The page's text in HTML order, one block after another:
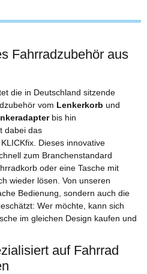
Fahrradzubehör aus
die in Deutschland sitzende
vom Lenkerkorb und
bis hin
dabei das
KLICKfix. Dieses innovative
zum Branchenstandard
oder eine Tasche mit
wieder lösen. Von unseren
Bedienung, sondern auch die
Wer möchte, kann sich
im gleichen Design kaufen und
auf Fahrrad